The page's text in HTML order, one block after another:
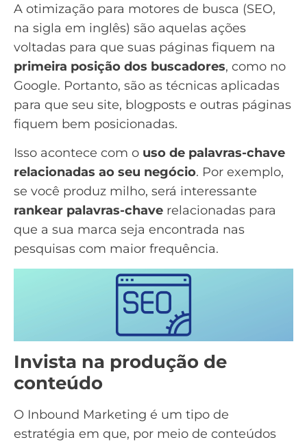
A otimização para motores de busca (SEO,
na sigla em inglês) são aquelas ações
voltadas para que suas páginas fiquem na
primeira posição dos buscadores, como no
Google. Portanto, são as técnicas aplicadas
para que seu site, blogposts e outras páginas
fiquem bem posicionadas.
Isso acontece com o uso de palavras-chave
relacionadas ao seu negócio. Por exemplo,
se você produz milho, será interessante
rankear palavras-chave relacionadas para
que a sua marca seja encontrada nas
pesquisas com maior frequência.
Invista na produção de
conteúdo
O Inbound Marketing é um tipo de
estratégia em que, por meio de conteúdos